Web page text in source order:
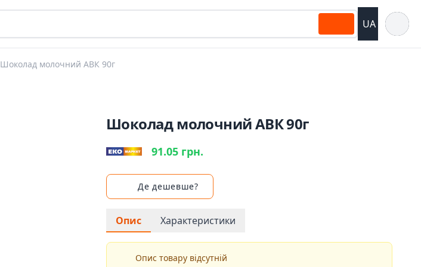
UA
Шоколад молочний АВК 90г
Шоколад молочний АВК 90г
91.05 грн.
Де дешевше?
Опис Характеристики
Опис товару відсутній